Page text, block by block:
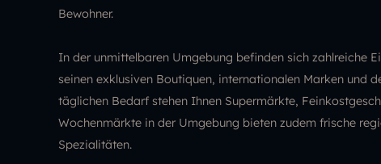
Bewohner.
In der unmittelbaren Umgebung befinden sich zahlreiche
seinen exklusiven Boutiquen, internationalen Marken und
täglichen Bedarf stehen Ihnen Supermärkte,
Wochenmärkte in der Umgebung bieten zudem frische
Spezialitäten.